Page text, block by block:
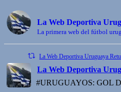
La Web Deportiva
La primera web del fútbol
La Web Deportiva Uruguaya
La Web Deportiva
#URUGUAYOS: GOL